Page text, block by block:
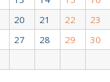
20 21 22
23
27 28 29
30